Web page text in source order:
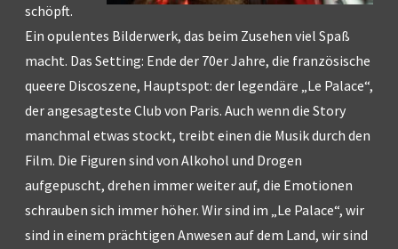
schöpft.
Ein opulentes Bilderwerk, das beim Zusehen viel Spaß
macht. Das Setting: Ende der 70er Jahre, die französische
queere Discoszene, Hauptspot: der legendäre „Le Palace“,
der angesagteste Club von Paris. Auch wenn die Story
manchmal etwas stockt, treibt einen die Musik durch den
Film. Die Figuren sind von Alkohol und Drogen
aufgepuscht, drehen immer weiter auf, die Emotionen
schrauben sich immer höher. Wir sind im „Le Palace“, wir
sind in einem prächtigen Anwesen auf dem Land, wir sind